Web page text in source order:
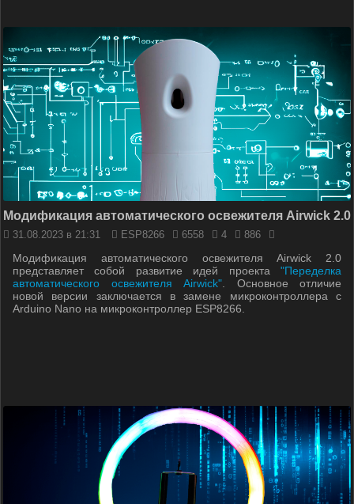
Модификация автоматического освежителя Airwick 2.0
31.08.2023 в 21:31 ESP8266 6558 4 886
Модификация автоматического освежителя Airwick 2.0
представляет собой развитие идей проекта "Переделка
автоматического освежителя Airwick" . Основное отличие
новой версии заключается в замене микроконтроллера с
Arduino Nano на микроконтроллер ESP8266.